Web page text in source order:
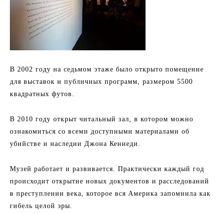
В 2002 году на седьмом этаже было открыто помещение
для выставок и публичных программ, размером 5500
квадратных футов.
В 2010 году открыт читальный зал, в котором можно
ознакомиться со всеми доступными материалами об
убийстве и наследии Джона Кеннеди.
Музей работает и развивается. Практически каждый год
происходит открытие новых документов и расследований
в преступлении века, которое вся Америка запомнила как
гибель целой эры.